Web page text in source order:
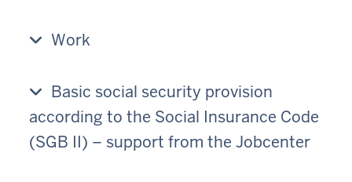
Work
Basic social security provision
according to the Social Insurance Code
(SGB II) – support from the Jobcenter